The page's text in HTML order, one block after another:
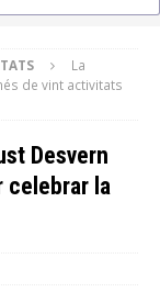
La
de vint activitats
Desvern
celebrar la